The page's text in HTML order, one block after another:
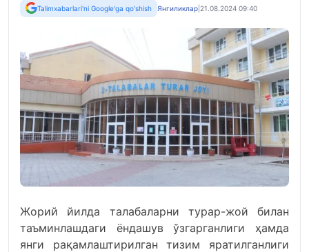
Talimxabarlari'ni Google'ga qo'shish Янгиликлар 21.08.2024 09:40
Жорий йилда талабаларни турар-жой билан
таъминлашдаги ёндашув ўзгарганлиги ҳамда
янги рақамлаштирилган тизим яратилганлиги